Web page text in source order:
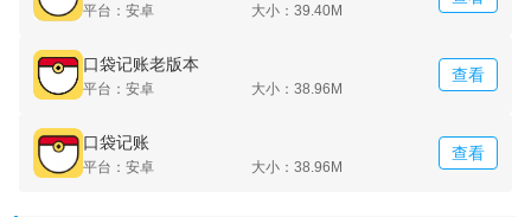
平台：安卓 大小：39.40M
口袋记账老版本
平台：安卓 大小：38.96M
查看
口袋记账
平台：安卓 大小：38.96M
查看